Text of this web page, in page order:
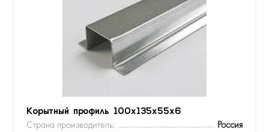
Корытный профиль 100х135х55х6
Страна производитель:
Россия